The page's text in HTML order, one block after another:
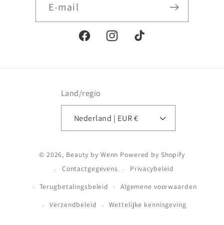
E‑mail
FacebookInstagramTikTok
Land/regio
Nederland | EUR €
© 2026, Beauty by Wenn Powered by Shopify
Contactgegevens
Privacybeleid
Terugbetalingsbeleid
Algemene voorwaarden
Verzendbeleid
Wettelijke kennisgeving